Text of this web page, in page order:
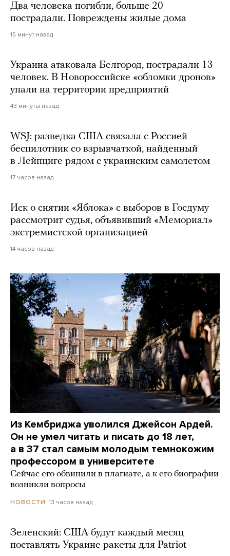
Два человека погибли, больше 20
пострадали. Повреждены жилые дома
15 минут назад
Украина атаковала Белгород, пострадали 13
человек. В Новороссийске «обломки дронов»
упали на территории предприятий
43 минуты назад
WSJ: разведка США связала с Россией
беспилотник со взрывчаткой, найденный
в Лейпциге рядом с украинским самолетом
17 часов назад
Иск о снятии «Яблока» с выборов в Госдуму
рассмотрит судья, объявивший «Мемориал»
экстремистской организацией
14 часов назад
Из Кембриджа уволился Джейсон Ардей.
Он не умел читать и писать до 18 лет,
а в 37 стал самым молодым темнокожим
профессором в университете
Сейчас его обвинили в плагиате, а к его биографии
возникли вопросы
НОВОСТИ 13 часов назад
Зеленский: США будут каждый месяц
поставлять Украине ракеты для Patriot